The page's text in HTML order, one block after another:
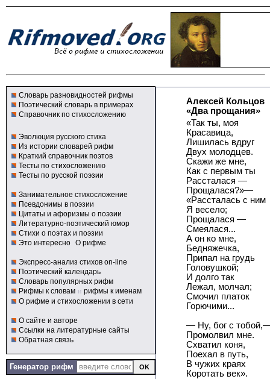
Словарь разновидностей рифмы
Поэтический словарь в примерах
Справочник по стихосложению
Эволюция русского стиха
Из истории словарей рифм
Краткий справочник поэтов
Тесты по стихосложению
Тесты по русской поэзии
Занимательное стихосложение
Псевдонимы в поэзии
Цитаты и афоризмы о поэзии
Литературно-поэтический юмор
Стихи о поэтах и поэзии
Это интересно О рифме
Экспресс-анализ стихов on-line
Поэтический календарь
Словарь популярных рифм
Рифмы к словам и рифмы к именам
О рифме и стихосложении в сети
О сайте и авторе
Ссылки на литературные сайты
Обратная связь
Генератор рифм
Алексей Кольцов
«Два прощания»
«Так ты, моя
Красавица,
Лишилась вдруг
Двух молодцев.
Скажи же мне,
Как с первым ты
Рассталася —
Прощалася?»—
«Рассталась с ним
Я весело;
Прощалася —
Смеялася...
А он ко мне,
Бедняжечка,
Припал на грудь
Головушкой;
И долго так
Лежал, молчал;
Смочил платок
Горючими...
— Ну, бог с
Промолвил мне.
Схватил коня,
Поехал в путь,
В чужих краях
Коротать век».